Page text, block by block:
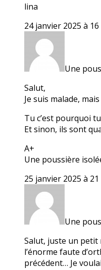
lina
24 janvier 2025 à
Une
Salut,
Je suis malade,
Tu c’est pourquoi
Et sinon, ils sont
A+
Une poussière
25 janvier 2025 à
Une
Salut, juste un petit
l’énorme faute
précédent… Je